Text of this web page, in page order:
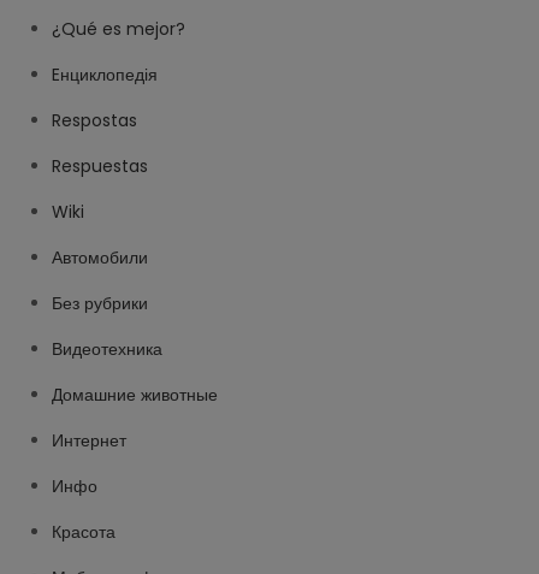
¿Qué es mejor?
Eнциклопедія
Respostas
Respuestas
Wiki
Автомобили
Без рубрики
Видеотехника
Домашние животные
Интернет
Инфо
Красота